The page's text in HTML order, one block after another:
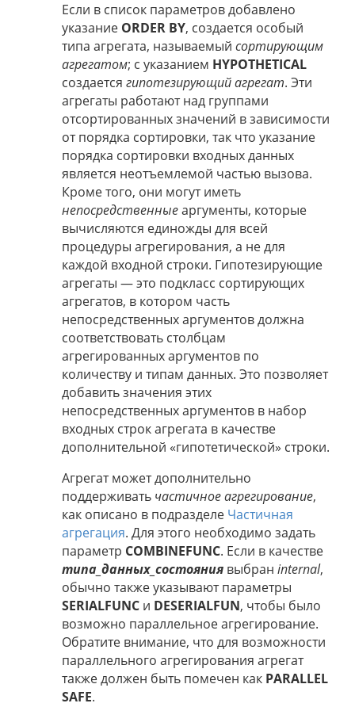
Если в список параметров добавлено
указание ORDER BY, создается особый
типа агрегата, называемый сортирующим
агрегатом; с указанием HYPOTHETICAL
создается гипотезирующий агрегат. Эти
агрегаты работают над группами
отсортированных значений в зависимости
от порядка сортировки, так что указание
порядка сортировки входных данных
является неотъемлемой частью вызова.
Кроме того, они могут иметь
непосредственныеаргументы, которые
вычисляются единожды для всей
процедуры агрегирования, а не для
каждой входной строки. Гипотезирующие
агрегаты — это подкласс сортирующих
агрегатов, в котором часть
непосредственных аргументов должна
соответствовать столбцам
агрегированных аргументов по
количеству и типам данных. Это позволяет
добавить значения этих
непосредственных аргументов в набор
входных строк агрегата в качестве
дополнительной «гипотетической» строки.
Агрегат может дополнительно
поддерживать частичное агрегирование,
как описано в подразделе Частичная
агрегация. Для этого необходимо задать
параметр COMBINEFUNC. Если в качестве
типа_данных_состояния выбран internal,
обычно также указывают параметры
SERIALFUNC и DESERIALFUN, чтобы было
возможно параллельное агрегирование.
Обратите внимание, что для возможности
параллельного агрегирования агрегат
также должен быть помечен как PARALLEL
SAFE.